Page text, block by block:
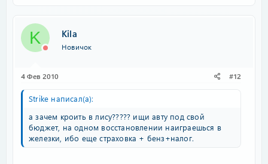
K Kila
Новичок
4 Фев 2010 #12
Strike написал(а):
а зачем кроить в лису????? ищи авту под свой
бюджет, на одном восстановлении наиграешься в
железки, ибо еще страховка + бенз+налог.